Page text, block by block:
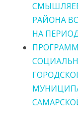
РАЙОНА
НА ПЕРИОД